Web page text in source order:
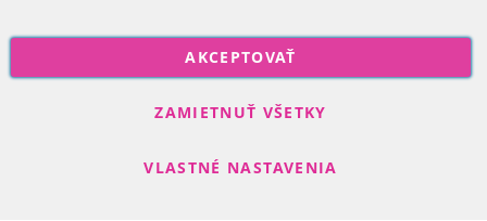
P
AKCEPTOVAŤ
ZAMIETNUŤ VŠETKY
VLASTNÉ NASTAVENIA